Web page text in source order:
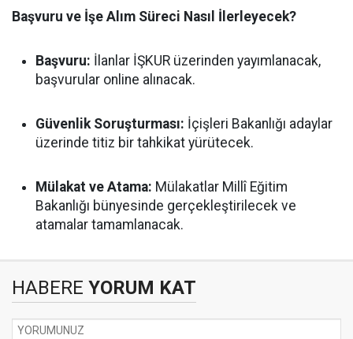
Başvuru ve İşe Alım Süreci Nasıl İlerleyecek?
Başvuru: İlanlar İŞKUR üzerinden yayımlanacak,
başvurular online alınacak.
Güvenlik Soruşturması: İçişleri Bakanlığı adaylar
üzerinde titiz bir tahkikat yürütecek.
Mülakat ve Atama: Mülakatlar Millî Eğitim
Bakanlığı bünyesinde gerçekleştirilecek ve
atamalar tamamlanacak.
HABERE YORUM KAT